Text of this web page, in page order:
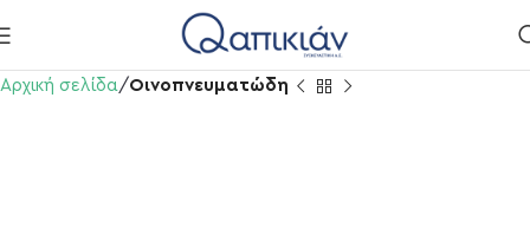
Αρχική σελίδα Οινοπνευματώδη